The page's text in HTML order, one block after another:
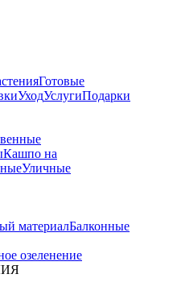
Готовые
УходУслугиПодарки
Кашпо на
Уличные
материалБалконные
озеленение